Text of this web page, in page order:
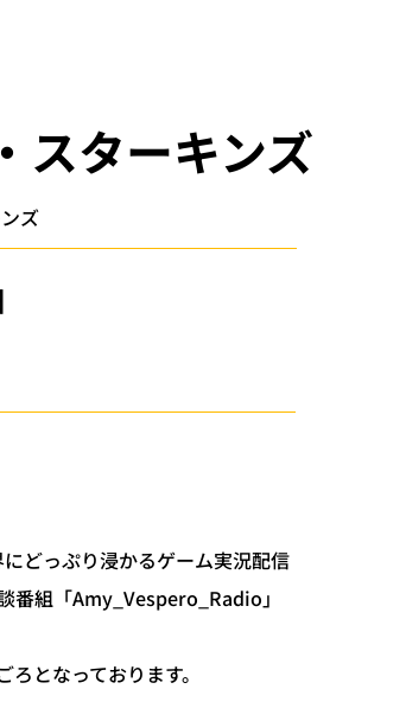
スターキンズ
ズ
どっぷり浸かるゲーム実況配信
番組「Amy_Vespero_Radio」
となっております。